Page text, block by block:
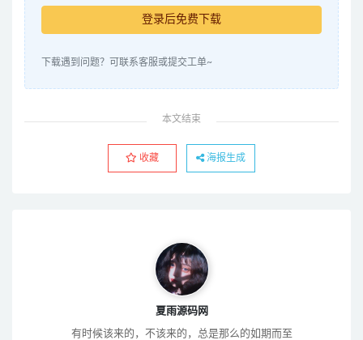
登录后免费下载
下载遇到问题？可联系客服或提交工单~
本文结束
收藏 海报生成
夏雨源码网
有时候该来的，不该来的，总是那么的如期而至